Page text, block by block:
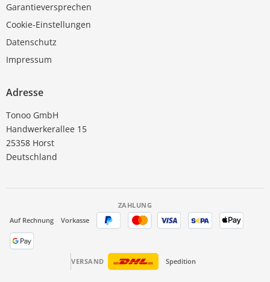
Garantieversprechen
Cookie-Einstellungen
Datenschutz
Impressum
Adresse
Tonoo GmbH
Handwerkerallee 15
25358 Horst
Deutschland
ZAHLUNG
Auf Rechnung
Vorkasse
VERSAND Spedition